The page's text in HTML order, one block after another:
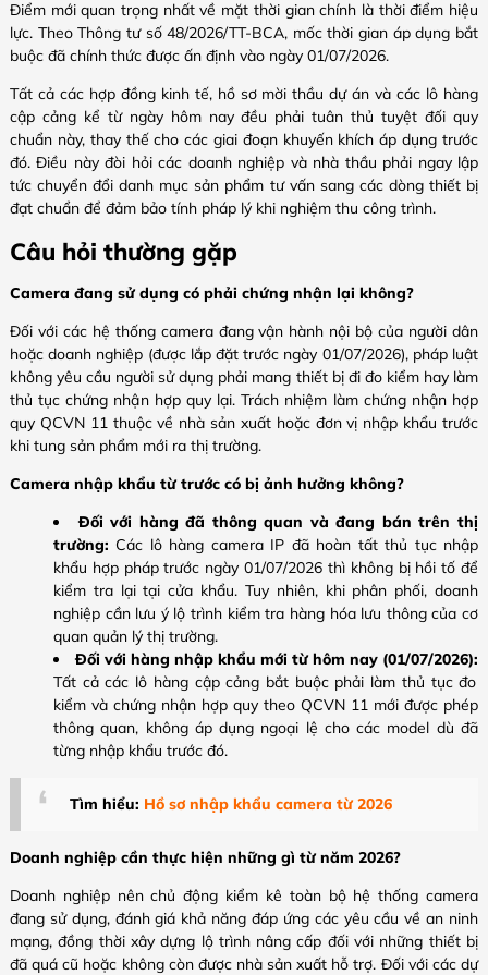
Điểm mới quan trọng nhất về mặt thời gian chính là thời điểm hiệu
lực. Theo Thông tư số 48/2026/TT-BCA, mốc thời gian áp dụng bắt
buộc đã chính thức được ấn định vào ngày 01/07/2026.
Tất cả các hợp đồng kinh tế, hồ sơ mời thầu dự án và các lô hàng
cập cảng kể từ ngày hôm nay đều phải tuân thủ tuyệt đối quy
chuẩn này, thay thế cho các giai đoạn khuyến khích áp dụng trước
đó. Điều này đòi hỏi các doanh nghiệp và nhà thầu phải ngay lập
tức chuyển đổi danh mục sản phẩm tư vấn sang các dòng thiết bị
đạt chuẩn để đảm bảo tính pháp lý khi nghiệm thu công trình.
Câu hỏi thường gặp
Camera đang sử dụng có phải chứng nhận lại không?
Đối với các hệ thống camera đang vận hành nội bộ của người dân
hoặc doanh nghiệp (được lắp đặt trước ngày 01/07/2026), pháp luật
không yêu cầu người sử dụng phải mang thiết bị đi đo kiểm hay làm
thủ tục chứng nhận hợp quy lại. Trách nhiệm làm chứng nhận hợp
quy QCVN 11 thuộc về nhà sản xuất hoặc đơn vị nhập khẩu trước
khi tung sản phẩm mới ra thị trường.
Camera nhập khẩu từ trước có bị ảnh hưởng không?
Đối với hàng đã thông quan và đang bán trên thị
trường: Các lô hàng camera IP đã hoàn tất thủ tục nhập
khẩu hợp pháp trước ngày 01/07/2026 thì không bị hồi tố để
kiểm tra lại tại cửa khẩu. Tuy nhiên, khi phân phối, doanh
nghiệp cần lưu ý lộ trình kiểm tra hàng hóa lưu thông của cơ
quan quản lý thị trường.
Đối với hàng nhập khẩu mới từ hôm nay (01/07/2026):
Tất cả các lô hàng cập cảng bắt buộc phải làm thủ tục đo
kiểm và chứng nhận hợp quy theo QCVN 11 mới được phép
thông quan, không áp dụng ngoại lệ cho các model dù đã
từng nhập khẩu trước đó.
Tìm hiểu: Hồ sơ nhập khẩu camera từ 2026
Doanh nghiệp cần thực hiện những gì từ năm 2026?
Doanh nghiệp nên chủ động kiểm kê toàn bộ hệ thống camera
đang sử dụng, đánh giá khả năng đáp ứng các yêu cầu về an ninh
mạng, đồng thời xây dựng lộ trình nâng cấp đối với những thiết bị
đã quá cũ hoặc không còn được nhà sản xuất hỗ trợ. Đối với các dự